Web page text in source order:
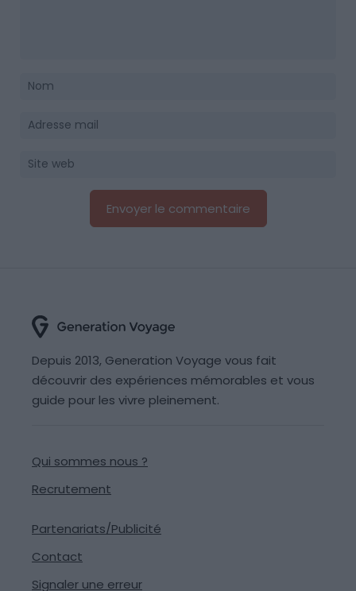
Depuis 2013, Generation Voyage vous fait
découvrir des expériences mémorables et vous
guide pour les vivre pleinement.
Qui sommes nous ?
Recrutement
Partenariats/Publicité
Contact
Signaler une erreur